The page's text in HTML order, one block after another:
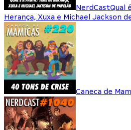
NerdCastQual
Herança, Xuxa e Michael Jackson
Caneca de